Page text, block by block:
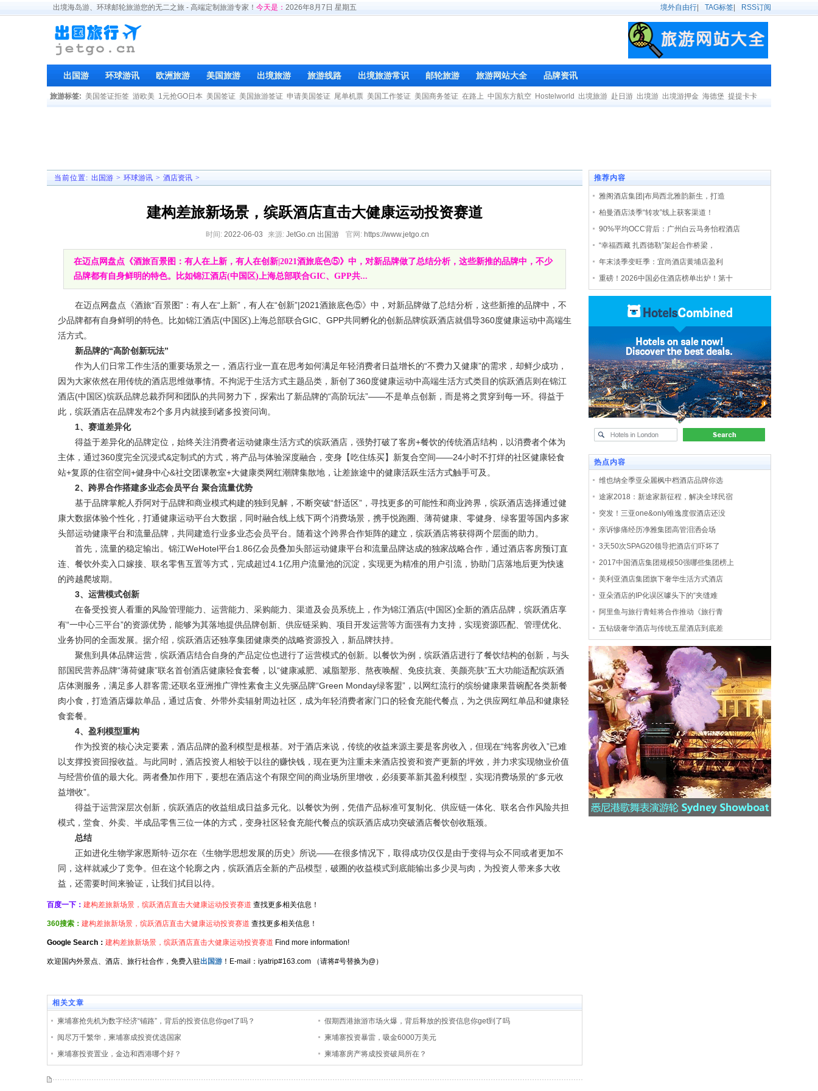
出境海岛游、环球邮轮旅游您的无二之旅 - 高端定制旅游专家！ 今天是： 2026年8月7日 星期五 境外自由行 TAG标签 RSS订阅
出国游 环球游讯 欧洲旅游 美国旅游 出境旅游 旅游线路 出境旅游常识 邮轮旅游 旅游网站大全 品牌资讯
旅游标签: 美国签证拒签 游欧美 1元抢GO日本 美国签证 美国旅游签证 申请美国签证 尾单机票 美国工作签证 美国商务签证 在路上 中国东方航空 Hostelworld 出境旅游 赴日游 出境游 出境游押金 海德堡 提提卡卡
当前位置: 出国游 > 环球游讯 > 酒店资讯 >
建构差旅新场景，缤跃酒店直击大健康运动投资赛道
时间: 2022-06-03 来源: JetGo.cn 出国游 官网: https://www.jetgo.cn
在迈点网盘点《酒旅百景图：有人在上新，有人在创新|2021酒旅底色⑤》中，对新品牌做了总结分析，这些新推的品牌中，不少
品牌都有自身鲜明的特色。比如锦江酒店(中国区)上海总部联合GIC、GPP共...
在迈点网盘点《酒旅“百景图”：有人在“上新”，有人在“创新”|2021酒旅底色⑤》中，对新品牌做了总结分析，这些新推的品牌中，不
少品牌都有自身鲜明的特色。比如锦江酒店(中国区)上海总部联合GIC、GPP共同孵化的创新品牌缤跃酒店就倡导360度健康运动中高端生
活方式。
新品牌的“高阶创新玩法”
作为人们日常工作生活的重要场景之一，酒店行业一直在思考如何满足年轻消费者日益增长的“不费力又健康”的需求，却鲜少成功，
因为大家依然在用传统的酒店思维做事情。不拘泥于生活方式主题品类，新创了360度健康运动中高端生活方式类目的缤跃酒店则在锦江
酒店(中国区)缤跃品牌总裁乔阿和团队的共同努力下，探索出了新品牌的“高阶玩法”——不是单点创新，而是将之贯穿到每一环。得益于
此，缤跃酒店在品牌发布2个多月内就接到诸多投资问询。
1、赛道差异化
得益于差异化的品牌定位，始终关注消费者运动健康生活方式的缤跃酒店，强势打破了客房+餐饮的传统酒店结构，以消费者个体为
主体，通过360度完全沉浸式&定制式的方式，将产品与体验深度融合，变身【吃住练买】新复合空间——24小时不打烊的社区健康轻食
站+复原的住宿空间+健身中心&社交团课教室+大健康类网红潮牌集散地，让差旅途中的健康活跃生活方式触手可及。
2、跨界合作搭建多业态会员平台 聚合流量优势
基于品牌掌舵人乔阿对于品牌和商业模式构建的独到见解，不断突破“舒适区”，寻找更多的可能性和商业跨界，缤跃酒店选择通过健
康大数据体验个性化，打通健康运动平台大数据，同时融合线上线下两个消费场景，携手悦跑圈、薄荷健康、零健身、绿客盟等国内多家
头部运动健康平台和流量品牌，共同建造行业多业态会员平台。随着这个跨界合作矩阵的建立，缤跃酒店将获得两个层面的助力。
首先，流量的稳定输出。锦江WeHotel平台1.86亿会员叠加头部运动健康平台和流量品牌达成的独家战略合作，通过酒店客房预订直
连、餐饮外卖入口嫁接、联名零售互置等方式，完成超过4.1亿用户流量池的沉淀，实现更为精准的用户引流，协助门店落地后更为快速
的跨越爬坡期。
3、运营模式创新
在备受投资人看重的风险管理能力、运营能力、采购能力、渠道及会员系统上，作为锦江酒店(中国区)全新的酒店品牌，缤跃酒店享
有“一中心三平台”的资源优势，能够为其落地提供品牌创新、供应链采购、项目开发运营等方面强有力支持，实现资源匹配、管理优化、
业务协同的全面发展。据介绍，缤跃酒店还独享集团健康类的战略资源投入，新品牌扶持。
聚焦到具体品牌运营，缤跃酒店结合自身的产品定位也进行了运营模式的创新。以餐饮为例，缤跃酒店进行了餐饮结构的创新，与头
部国民营养品牌“薄荷健康”联名首创酒店健康轻食套餐，以“健康减肥、减脂塑形、熬夜唤醒、免疫抗衰、美颜亮肤”五大功能适配缤跃酒
店体测服务，满足多人群客需;还联名亚洲推广弹性素食主义先驱品牌“Green Monday绿客盟”，以网红流行的缤纷健康果昔碗配各类新餐
肉小食，打造酒店爆款单品，通过店食、外带外卖辐射周边社区，成为年轻消费者家门口的轻食充能代餐点，为之供应网红单品和健康轻
食套餐。
4、盈利模型重构
作为投资的核心决定要素，酒店品牌的盈利模型是根基。对于酒店来说，传统的收益来源主要是客房收入，但现在“纯客房收入”已难
以支撑投资回报收益。与此同时，酒店投资人相较于以往的赚快钱，现在更为注重未来酒店投资和资产更新的坪效，并力求实现物业价值
与经营价值的最大化。两者叠加作用下，要想在酒店这个有限空间的商业场所里增收，必须要革新其盈利模型，实现消费场景的“多元收
益增收”。
得益于运营深层次创新，缤跃酒店的收益组成日益多元化。以餐饮为例，凭借产品标准可复制化、供应链一体化、联名合作风险共担
模式，堂食、外卖、半成品零售三位一体的方式，变身社区轻食充能代餐点的缤跃酒店成功突破酒店餐饮创收瓶颈。
总结
正如进化生物学家恩斯特·迈尔在《生物学思想发展的历史》所说——在很多情况下，取得成功仅仅是由于变得与众不同或者更加不
同，这样就减少了竞争。但在这个轮廓之内，缤跃酒店全新的产品模型，破圈的收益模式到底能输出多少灵与肉，为投资人带来多大收
益，还需要时间来验证，让我们拭目以待。
百度一下： 建构差旅新场景，缤跃酒店直击大健康运动投资赛道 查找更多相关信息！
360搜索： 建构差旅新场景，缤跃酒店直击大健康运动投资赛道 查找更多相关信息！
Google Search： 建构差旅新场景，缤跃酒店直击大健康运动投资赛道 Find more information!
欢迎国内外景点、酒店、旅行社合作，免费入驻出国游 ！E-mail：iyatrip#163.com （请将#号替换为@）
相关文章
柬埔寨抢先机为数字经济“铺路”，背后的投资信息你get了吗？
假期西港旅游市场火爆，背后释放的投资信息你get到了吗
阅尽万千繁华，柬埔寨成投资优选国家
柬埔寨投资暴雷，吸金6000万美元
柬埔寨投资置业，金边和西港哪个好？
柬埔寨房产将成投资破局所在？
推荐内容
雅阁酒店集团|布局西北雅韵新生，打造
柏曼酒店淡季“转攻”线上获客渠道！
90%平均OCC背后：广州白云马务怡程酒店
“幸福西藏 扎西德勒”架起合作桥梁，
年末淡季变旺季：宜尚酒店黄埔店盈利
重磅！2026中国必住酒店榜单出炉！第十
热点内容
维也纳全季亚朵麗枫中档酒店品牌你选
途家2018：新途家新征程，解决全球民宿
突发！三亚one&only唯逸度假酒店还没
亲诉惨痛经历净雅集团高管泪洒会场
3天50次SPAG20领导把酒店们吓坏了
2017中国酒店集团规模50强哪些集团榜上
美利亚酒店集团旗下奢华生活方式酒店
亚朵酒店的IP化误区噱头下的“夹缝难
阿里鱼与旅行青蛙将合作推动《旅行青
五钻级奢华酒店与传统五星酒店到底差